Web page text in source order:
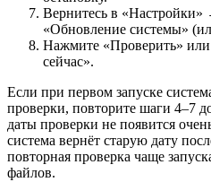
Вернитесь в
«Обновление системы»
Нажмите «Проверить»
сейчас».
Если при первом запуске
проверки, повторите шаги 4–7
даты проверки не появится
система вернёт старую дату
повторная проверка чаще
файлов.